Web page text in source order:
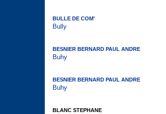
BULLE DE COM'
Bully
BESNIER BERNARD PAUL ANDRE
Buhy
BESNIER BERNARD PAUL ANDRE
Buhy
BLANC STEPHANE